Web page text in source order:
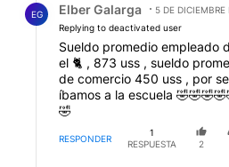
EG Elber Galarga
5 DE
Replying to deactivated user
Sueldo promedio empleado
el 🐈 , 873 uss , sueldo
de comercio 450 uss , por
íbamos a la escuela
🤣
RESPONDER
1
RESPUESTA
2